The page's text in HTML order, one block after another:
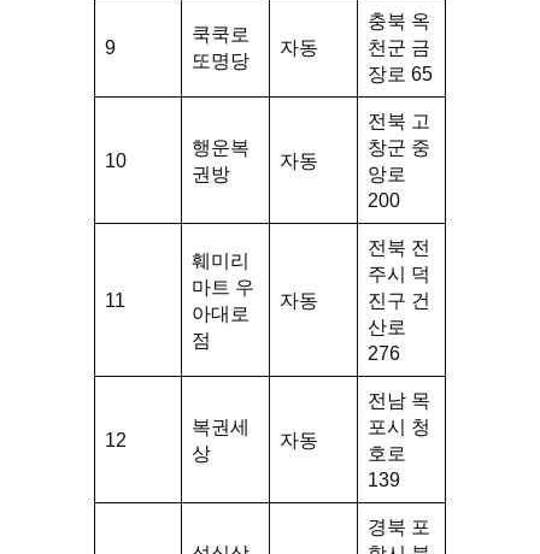
9
쿡쿡로
또명당
자동
충북 옥
천군 금
장로 65
10
행운복
권방
자동
전북 고
창군 중
앙로
200
11
훼미리
마트 우
아대로
점
자동
전북 전
주시 덕
진구 건
산로
276
12
복권세
상
자동
전남 목
포시 청
호로
139
경북 포